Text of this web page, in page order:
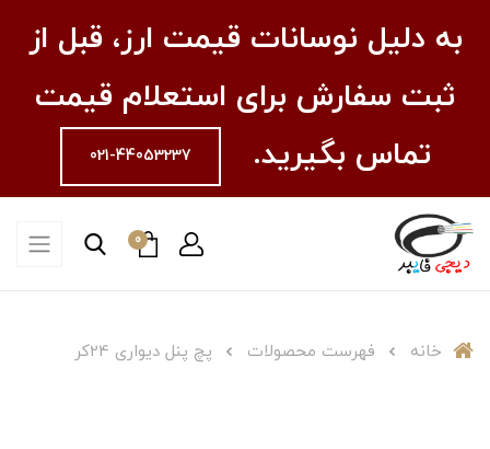
به دلیل نوسانات قیمت ارز، قبل از
ثبت سفارش برای استعلام قیمت
تماس بگیرید.
021-44053237
0
خانه فهرست محصولات پچ پنل دیواری 24کر